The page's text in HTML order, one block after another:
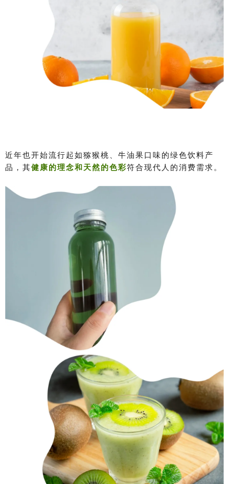
近年也开始流行起如猕猴桃、牛油果口味的绿色饮料产
品，其健康的理念和天然的色彩符合现代人的消费需求。